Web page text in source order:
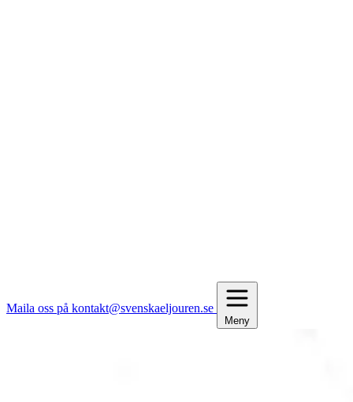
Maila oss på kontakt@svenskaeljouren.se
Meny